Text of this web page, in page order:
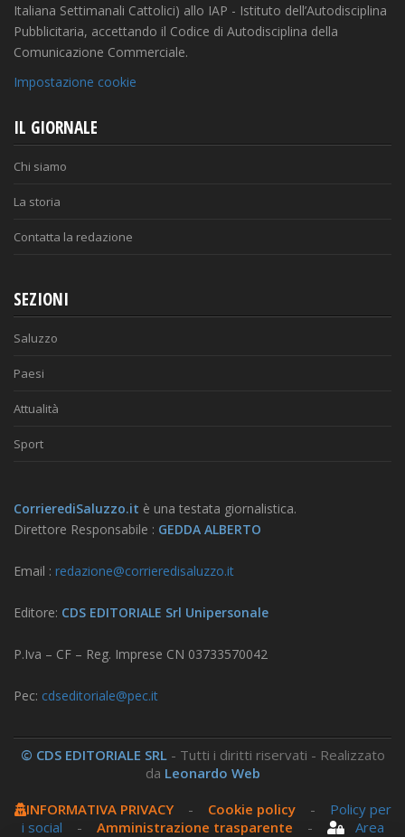
Italiana Settimanali Cattolici) allo IAP - Istituto dell’Autodisciplina
Pubblicitaria, accettando il Codice di Autodisciplina della
Comunicazione Commerciale.
Impostazione cookie
IL GIORNALE
Chi siamo
La storia
Contatta la redazione
SEZIONI
Saluzzo
Paesi
Attualità
Sport
CorrierediSaluzzo.it è una testata giornalistica.
Direttore Responsabile : GEDDA ALBERTO
Email : redazione@corrieredisaluzzo.it
Editore: CDS EDITORIALE Srl Unipersonale
P.Iva – CF – Reg. Imprese CN 03733570042
Pec: cdseditoriale@pec.it
© CDS EDITORIALE SRL - Tutti i diritti riservati - Realizzato
da Leonardo Web
INFORMATIVA PRIVACY- Cookie policy- Policy per
i social - Amministrazione trasparente -
Area